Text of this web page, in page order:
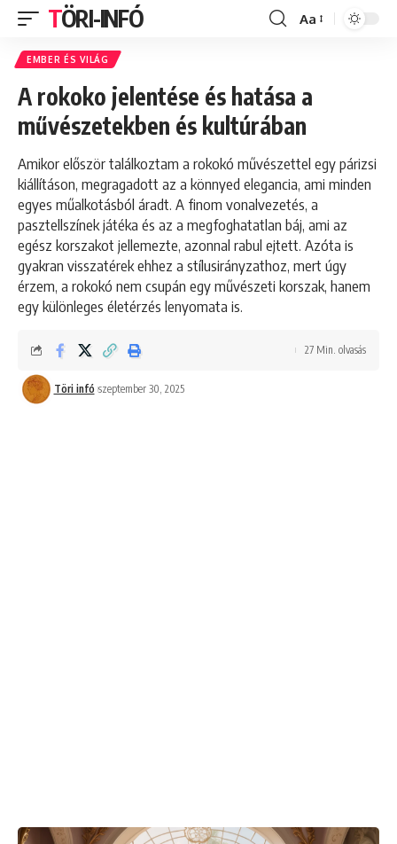
TÖRI-INFÓ
Font
Aa
EMBER ÉS VILÁG
A rokoko jelentése és hatása a
művészetekben és kultúrában
Amikor először találkoztam a rokokó művészettel egy párizsi
kiállításon, megragadott az a könnyed elegancia, ami minden
egyes műalkotásból áradt. A finom vonalvezetés, a
pasztellszínek játéka és az a megfoghatatlan báj, ami az
egész korszakot jellemezte, azonnal rabul ejtett. Azóta is
gyakran visszatérek ehhez a stílusirányzathoz, mert úgy
érzem, a rokokó nem csupán egy művészeti korszak, hanem
egy különleges életérzés lenyomata is.
Töri infó szeptember 30, 2025
27 Min. olvasás